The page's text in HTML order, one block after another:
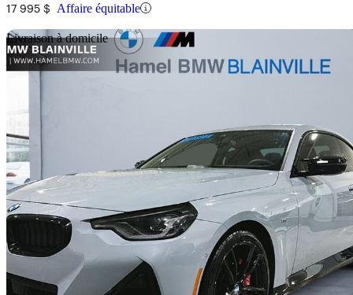
17 995 $ Affaire équitable
Livraison à domicile
2024 BMW 2 Series